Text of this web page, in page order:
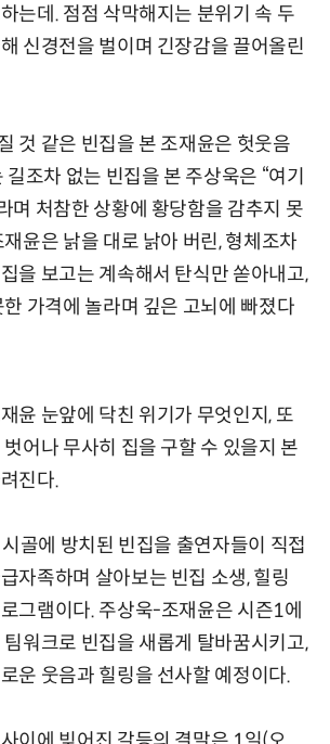
는데. 점점 삭막해지는 분위기 속 두
신경전을 벌이며 긴장감을 끌어올린
것 같은 빈집을 본 조재윤은 헛웃음
조차 없는 빈집을 본 주상욱은 “여기
며 처참한 상황에 황당함을 감추지 못
윤은 낡을 대로 낡아 버린, 형체조차
을 보고는 계속해서 탄식만 쏟아내고,
가격에 놀라며 깊은 고뇌에 빠졌다
윤 눈앞에 닥친 위기가 무엇인지, 또
어나 무사히 집을 구할 수 있을지 본
진다.
시골에 방치된 빈집을 출연자들이 직접
자족하며 살아보는 빈집 소생, 힐링
그램이다. 주상욱-조재윤은 시즌1에
워크로 빈집을 새롭게 탈바꿈시키고,
운 웃음과 힐링을 선사할 예정이다.